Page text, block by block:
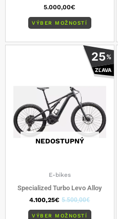
5.000,00€
VÝBER MOŽNOSTÍ
25%
ZĽAVA
NEDOSTUPNÝ
E-bikes
Specialized Turbo Levo Alloy
4.100,25€ 5.500,00€
VÝBER MOŽNOSTÍ
Tento
produkt
má
Možnosti
si
môžete